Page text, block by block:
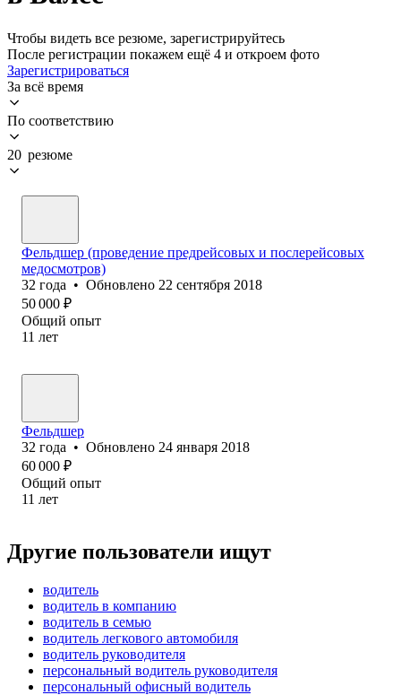
Чтобы видеть все резюме, зарегистрируйтесь
После регистрации покажем ещё 4 и откроем фото
Зарегистрироваться
За всё время
По соответствию
20 резюме
Фельдшер (проведение предрейсов‎ых и послерейсовых
медосмотров)
32 года • Обновлено 22 сентября 2018
50 000 ₽
Общий опыт
11 лет
Фельдшер
32 года • Обновлено 24 января 2018
60 000 ₽
Общий опыт
11 лет
Другие пользователи ищут
водитель
водитель в компанию
водитель в семью
водитель легкового автомобиля
водитель руководителя
персональный водитель руководителя
персональный офисный водитель